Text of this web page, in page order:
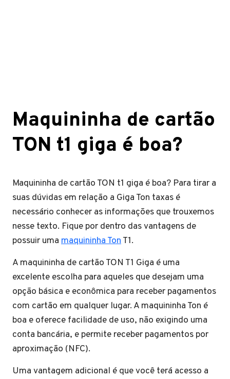
Maquininha de cartão
TON t1 giga é boa?
Maquininha de cartão TON t1 giga é boa? Para tirar a
suas dúvidas em relação a Giga Ton taxas é
necessário conhecer as informações que trouxemos
nesse texto. Fique por dentro das vantagens de
possuir uma maquininha TonT1.
A maquininha de cartão TON T1 Giga é uma
excelente escolha para aqueles que desejam uma
opção básica e econômica para receber pagamentos
com cartão em qualquer lugar. A maquininha Ton é
boa e oferece facilidade de uso, não exigindo uma
conta bancária, e permite receber pagamentos por
aproximação (NFC).
Uma vantagem adicional é que você terá acesso a